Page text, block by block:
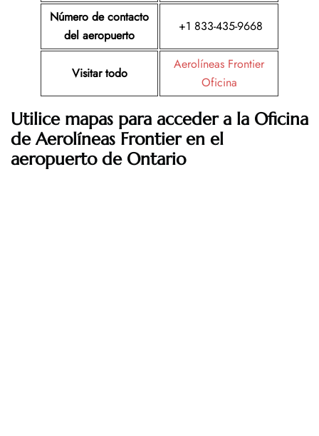
Número de contacto
del aeropuerto
+1 833-435-9668
Visitar todo
Aerolíneas Frontier
Oficina
Utilice mapas para acceder a la Oficina
de Aerolíneas Frontier en el
aeropuerto de Ontario